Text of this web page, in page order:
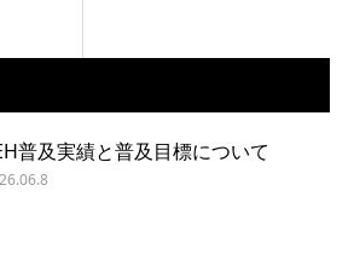
普及実績と普及目標について